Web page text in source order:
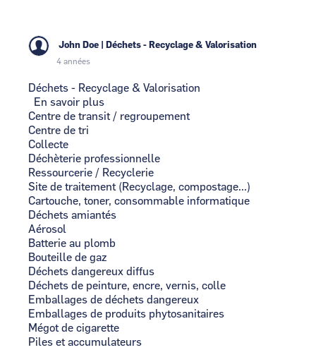
John Doe Déchets - Recyclage & Valorisation
4 années
Déchets - Recyclage & Valorisation
En savoir plus
Déchets
&
Valorisation
Centre de transit / regroupement
Centre de tri
Collecte
Déchèterie professionnelle
Ressourcerie / Recyclerie
Site de traitement (Recyclage, compostage...)
Cartouche, toner, consommable informatique
Déchets amiantés
Aérosol
Batterie au plomb
Bouteille de gaz
Déchets dangereux diffus
Déchets de peinture, encre, vernis, colle
Emballages de déchets dangereux
Emballages de produits phytosanitaires
Mégot de cigarette
Piles et accumulateurs